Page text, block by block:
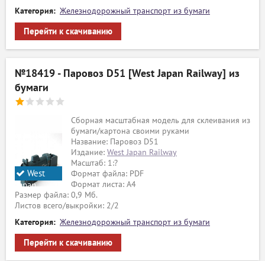
Категория: Железнодорожный транспорт из бумаги
Перейти к скачиванию
№18419 - Паровоз D51 [West Japan Railway] из
бумаги
West
Japan
Railway
Сборная масштабная модель для склеивания из
бумаги/картона своими руками
Название: Паровоз D51
Издание: West Japan Railway
Масштаб: 1:?
Формат файла: PDF
Формат листа: А4
Размер файла: 0,9 Мб.
Листов всего/выкройки: 2/2
Категория: Железнодорожный транспорт из бумаги
Перейти к скачиванию